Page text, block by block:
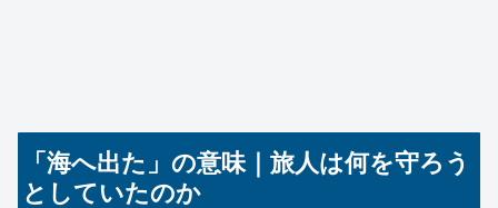
「海へ出た」の意味｜旅人は何を守ろう
としていたのか